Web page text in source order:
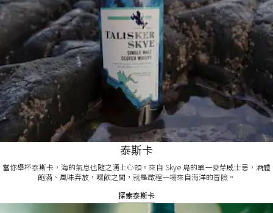
泰斯卡​
當你舉杯泰斯卡，海的氣息也隨之湧上心頭。來自 Skye 島的單一麥芽威士忌，酒體
飽滿、風味奔放，啜飲之間，就是啟程一場來自海洋的冒險。
探索泰斯卡